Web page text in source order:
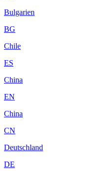
Bulgarien
BG
Chile
ES
China
EN
China
CN
Deutschland
DE